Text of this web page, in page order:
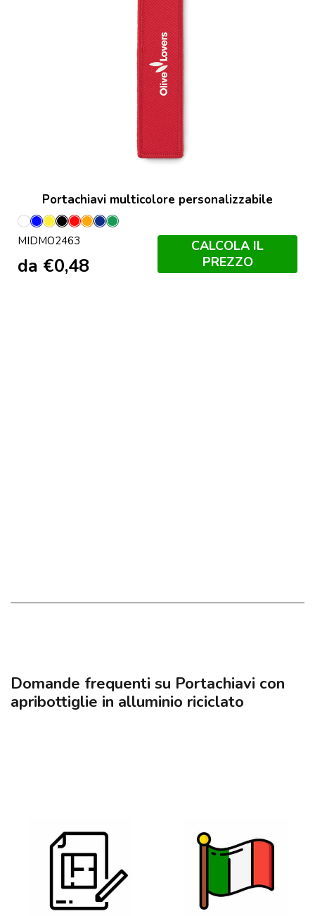
Portachiavi multicolore personalizzabile
Bianco
Blu
Royal
Giallo
NeroRosso
Arancio
Francese
Verde
MIDMO2463
da €0,48
CALCOLA IL
PREZZO
Domande frequenti su Portachiavi con
apribottiglie in alluminio riciclato